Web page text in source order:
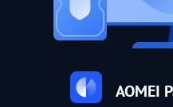
AOMEI